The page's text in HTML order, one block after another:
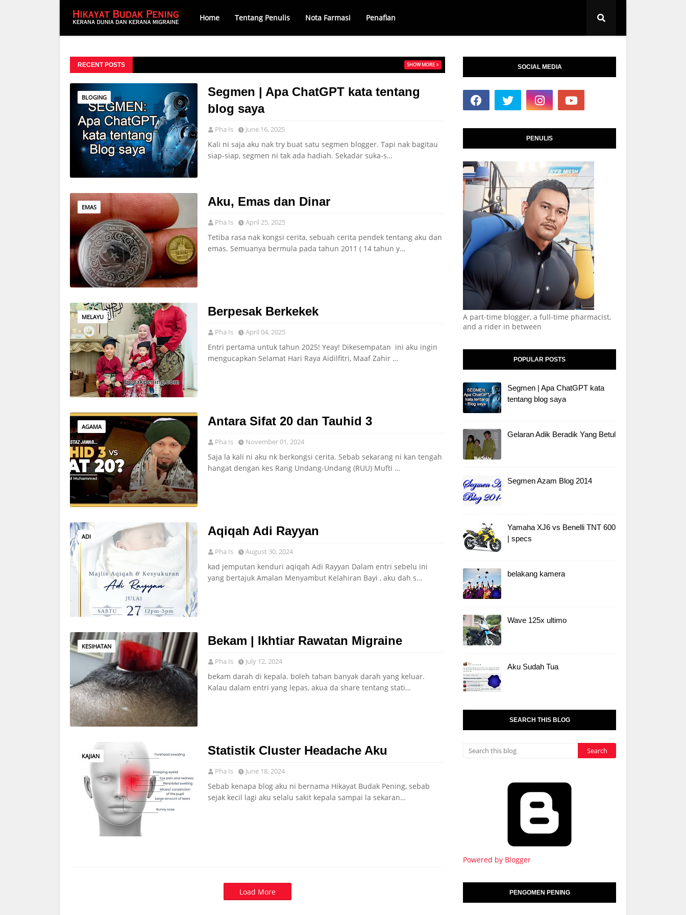
Home Tentang Penulis Nota Farmasi Penafian
RECENT POSTS SHOW MORE
BLOGING
Segmen | Apa ChatGPT kata tentang
blog saya
Pha Is June 16, 2025
Kali ni saja aku nak try buat satu segmen blogger. Tapi nak bagitau
siap-siap, segmen ni tak ada hadiah. Sekadar suka-s…
EMAS Aku, Emas dan Dinar
Pha Is April 25, 2025
Tetiba rasa nak kongsi cerita, sebuah cerita pendek tentang aku dan
emas. Semuanya bermula pada tahun 2011 ( 14 tahun y…
MELAYU Berpesak Berkekek
Pha Is April 04, 2025
Entri pertama untuk tahun 2025! Yeay! Dikesempatan ini aku ingin
mengucapkan Selamat Hari Raya Aidilfitri, Maaf Zahir …
AGAMA Antara Sifat 20 dan Tauhid 3
Pha Is November 01, 2024
Saja la kali ni aku nk berkongsi cerita. Sebab sekarang ni kan tengah
hangat dengan kes Rang Undang-Undang (RUU) Mufti …
ADI Aqiqah Adi Rayyan
Pha Is August 30, 2024
kad jemputan kenduri aqiqah Adi Rayyan Dalam entri sebelu ini
yang bertajuk Amalan Menyambut Kelahiran Bayi , aku dah s…
KESIHATAN Bekam | Ikhtiar Rawatan Migraine
Pha Is July 12, 2024
bekam darah di kepala. boleh tahan banyak darah yang keluar.
Kalau dalam entri yang lepas, akua da share tentang stati…
KAJIAN Statistik Cluster Headache Aku
Pha Is June 18, 2024
Sebab kenapa blog aku ni bernama Hikayat Budak Pening, sebab
sejak kecil lagi aku selalu sakit kepala sampai la sekaran…
Load More
SOCIAL MEDIA
PENULIS
A part-time blogger, a full-time pharmacist,
and a rider in between
POPULAR POSTS
Segmen | Apa ChatGPT kata
tentang blog saya
Gelaran Adik Beradik Yang Betul
Segmen Azam Blog 2014
Yamaha XJ6 vs Benelli TNT 600
| specs
belakang kamera
Wave 125x ultimo
Aku Sudah Tua
SEARCH THIS BLOG
Powered by Blogger
PENGOMEN PENING